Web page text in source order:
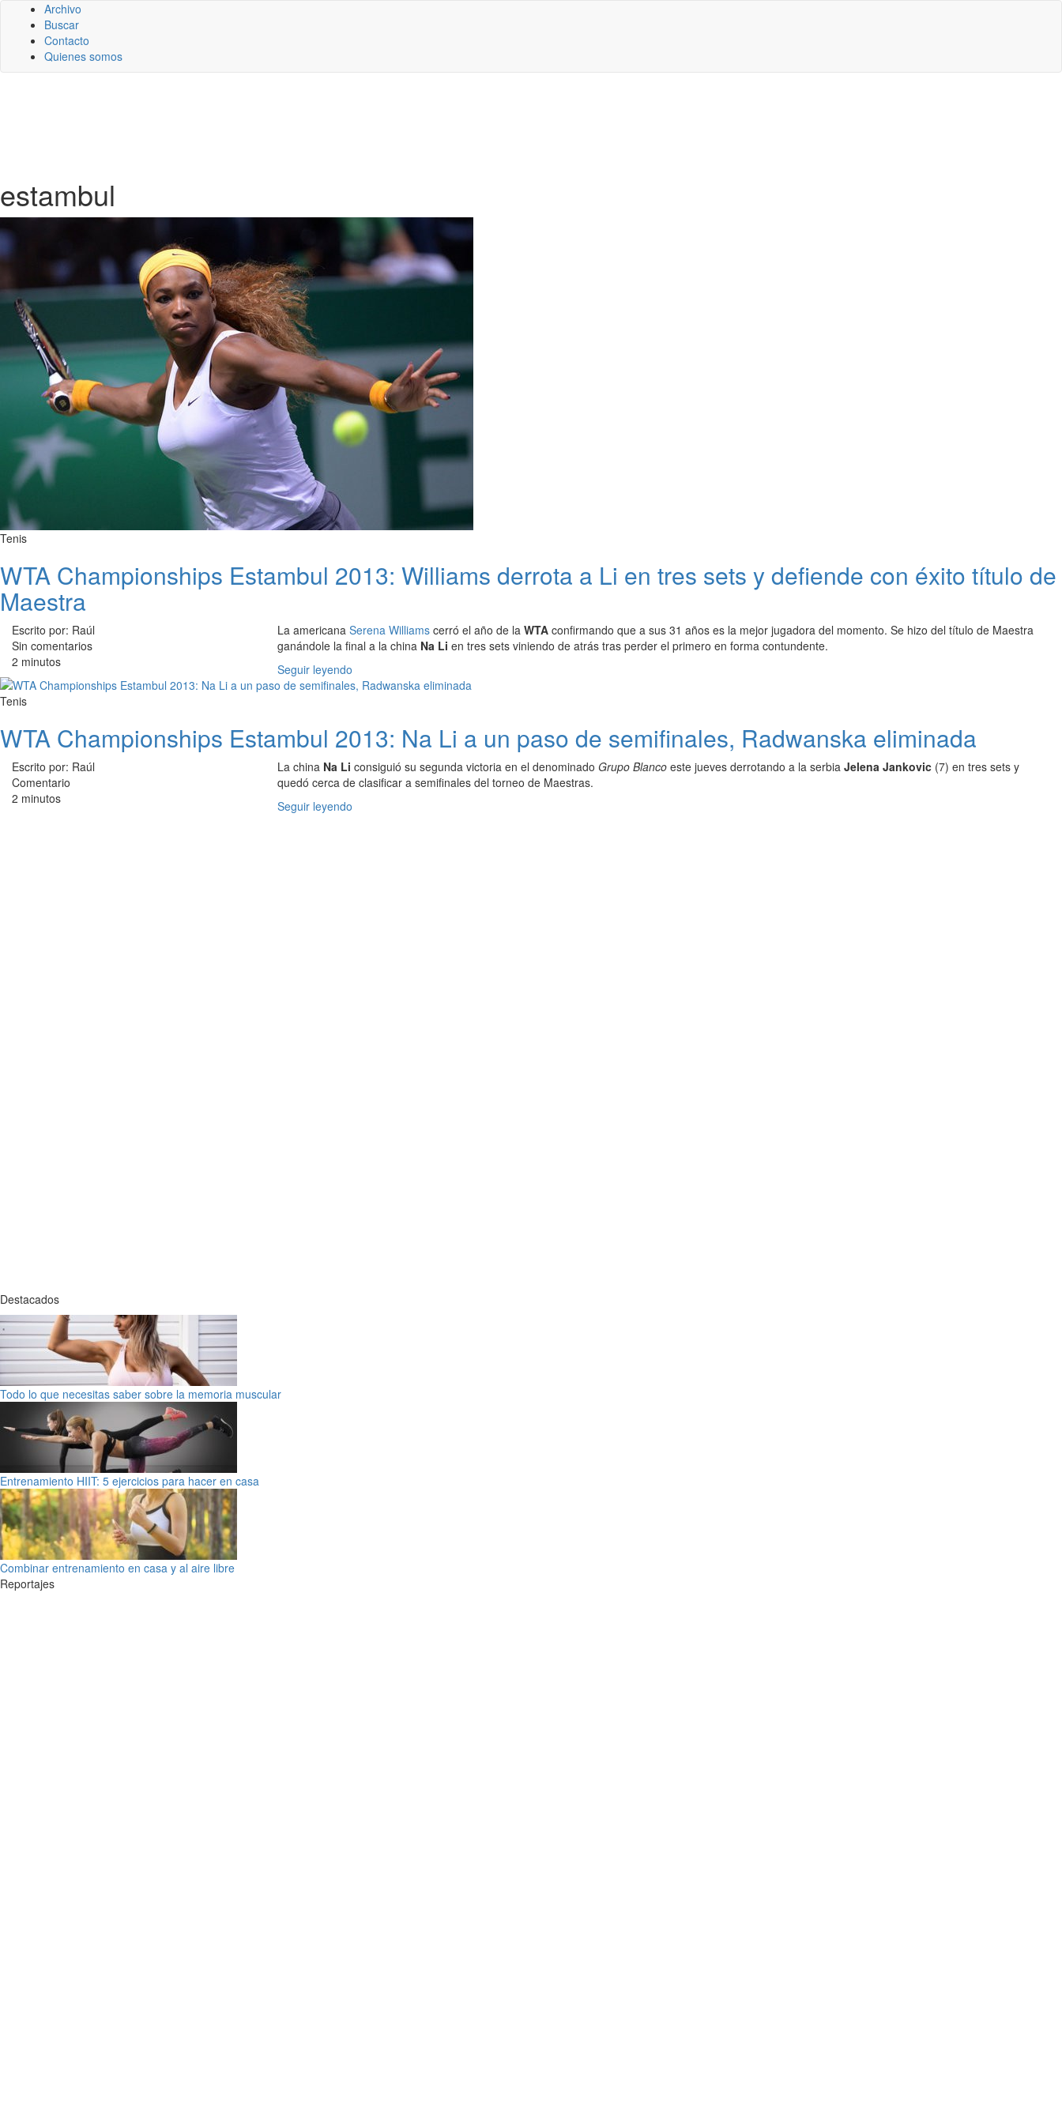
Archivo
Buscar
Contacto
Quienes somos
estambul
Tenis
WTA Championships Estambul 2013: Williams derrota a Li en tres sets y defiende con éxito título de
Maestra
Escrito por: Raúl
Sin comentarios
2 minutos
La americana Serena Williams cerró el año de la WTA confirmando que a sus 31 años es la mejor jugadora del momento. Se hizo del título de Maestra
ganándole la final a la china Na Li en tres sets viniendo de atrás tras perder el primero en forma contundente.
Seguir leyendo
Tenis
WTA Championships Estambul 2013: Na Li a un paso de semifinales, Radwanska eliminada
Escrito por: Raúl
Comentario
2 minutos
La china Na Li consiguió su segunda victoria en el denominado Grupo Blanco este jueves derrotando a la serbia Jelena Jankovic (7) en tres sets y
quedó cerca de clasificar a semifinales del torneo de Maestras.
Seguir leyendo
Destacados
Todo lo que necesitas saber sobre la memoria muscular
Entrenamiento HIIT: 5 ejercicios para hacer en casa
Combinar entrenamiento en casa y al aire libre
Reportajes